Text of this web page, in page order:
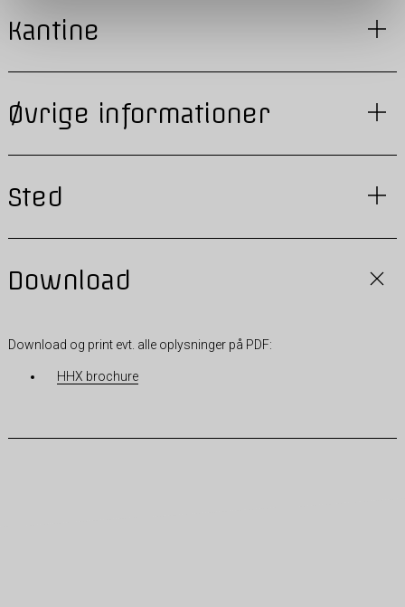
Kantine
Øvrige informationer
Sted
Download
Download og print evt. alle oplysninger på PDF:
HHX brochure